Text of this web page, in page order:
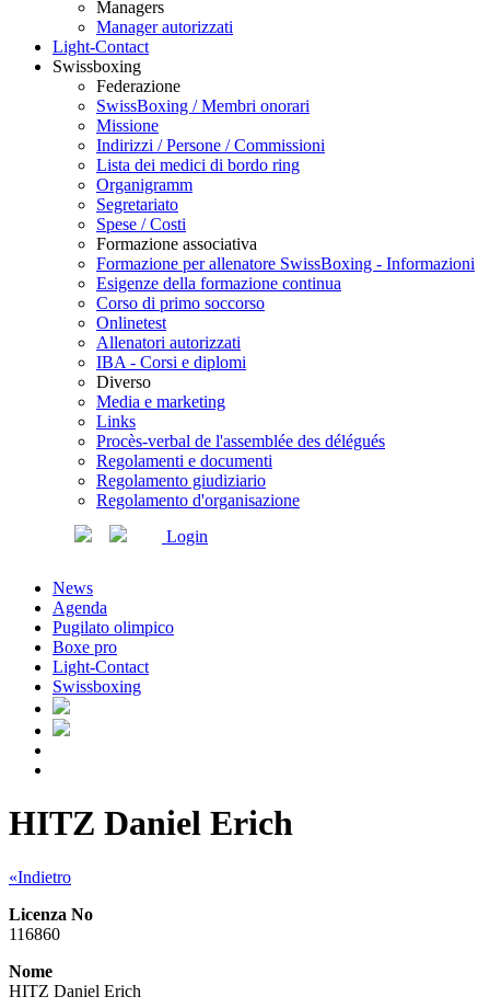
Managers
Manager autorizzati
Light-Contact
Swissboxing
Federazione
SwissBoxing / Membri onorari
Missione
Indirizzi / Persone / Commissioni
Lista dei medici di bordo ring
Organigramm
Segretariato
Spese / Costi
Formazione associativa
Formazione per allenatore SwissBoxing - Informazioni
Esigenze della formazione continua
Corso di primo soccorso
Onlinetest
Allenatori autorizzati
IBA - Corsi e diplomi
Diverso
Media e marketing
Links
Procès-verbal de l'assemblée des délégués
Regolamenti e documenti
Regolamento giudiziario
Regolamento d'organisazione
Login
News
Agenda
Pugilato olimpico
Boxe pro
Light-Contact
Swissboxing
HITZ Daniel Erich
«Indietro
Licenza No
116860
Nome
HITZ Daniel Erich